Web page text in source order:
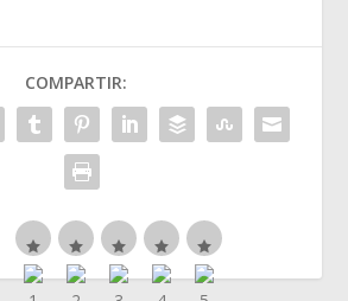
COMPARTIR: